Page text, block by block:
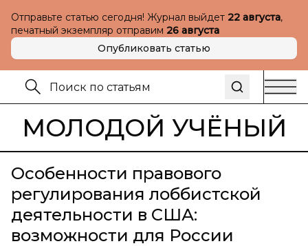
Отправьте статью сегодня! Журнал выйдет 22 августа,
печатный экземпляр отправим 26 августа
Опубликовать статью
МОЛОДОЙ УЧЁНЫЙ
Особенности правового
регулирования лоббистской
деятельности в США:
возможности для России